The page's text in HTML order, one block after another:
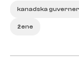
kanadska
žene